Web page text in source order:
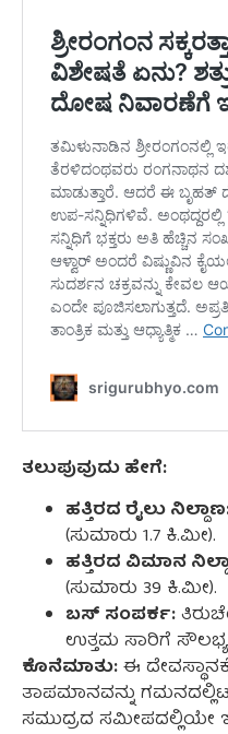
ತಲುಪುವುದು ಹೇಗೆ:
ಹತ್ತಿರದ ರೈಲು
(ಸುಮಾರು 1.7 ಕಿ.ಮೀ).
ಹತ್ತಿರದ ವಿಮಾನ
(ಸುಮಾರು 39 ಕಿ.ಮೀ).
ಬಸ್ ಸಂಪರ್ಕ:
ಉತ್ತಮ ಸಾರಿಗೆ
ಕೊನೆಮಾತು:ಈ
ತಾಪಮಾನವನ್ನು
ಸಮುದ್ರದ ಸಮೀಪದಲ್ಲಿಯೇ